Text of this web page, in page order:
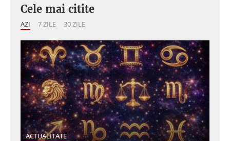
Cele mai citite
AZI 7 ZILE 30 ZILE
ACTUALITATE